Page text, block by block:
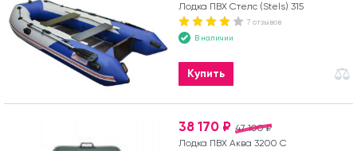
Лодка ПВХ Стелс (Stels) 315
7 отзывов
В наличии
Купить
47 100 ₽
38 170 ₽
Лодка ПВХ Аква 3200 С